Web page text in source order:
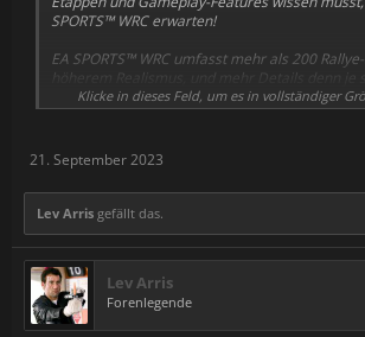
SPORTS™ WRC erwarten!
EA SPORTS™ WRC umfasst mehr als 200
höherem Realismus, und mehr Details denn je
Rallye-Autos aus der gesamten Geschichte
Dynamische Handling-System ist das
bis dato entwickelt hat.
Setze dich ab dem 3. November 2023 auf Xbox
PlayStation®5 oder PC ans Steuer! Bestelle* EA
und erhalte 3 Tage Vorabzugang, alle fünf VIP-
Saisons und das 3x Team-Kleidungspack:
Baue das Auto deiner Träume in EA SPORTS™
brandneuen offiziellen Videospiel der FIA World
Championship, erstmals entwickelt vom
Klicke in dieses Feld, um es in vollständiger
21. September 2023
Lev Arris gefällt das.
Lev Arris
Forenlegende